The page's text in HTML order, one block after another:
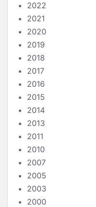
2022
2021
2020
2019
2018
2017
2016
2015
2014
2013
2011
2010
2007
2005
2003
2000